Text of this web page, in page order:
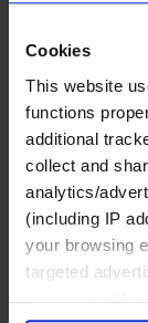
Cookies
This website
functions
additional
collect and
analytics/
(including IP
your browsing
targeted
your consent
政府部门与社会组
公共卫生行
公共基础设
公共行政管
公共金融业
利益代表集
教育与研究
文化、艺术
环境与可持
经济、社会